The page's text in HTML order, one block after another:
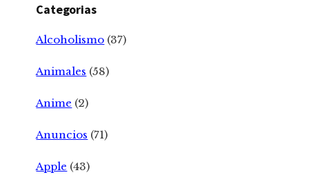
Categorias
Alcoholismo (37)
Animales (58)
Anime (2)
Anuncios (71)
Apple (43)